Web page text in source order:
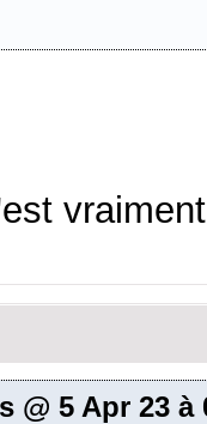
@ 5 Apr 23 à